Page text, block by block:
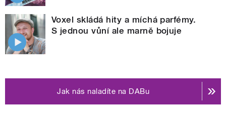
Voxel skládá hity a míchá parfémy.
S jednou vůní ale marně bojuje
Jak nás naladíte na DABu